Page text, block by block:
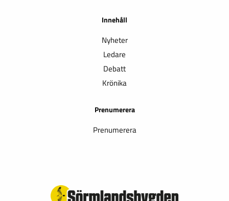
Innehåll
Nyheter
Ledare
Debatt
Krönika
Prenumerera
Prenumerera